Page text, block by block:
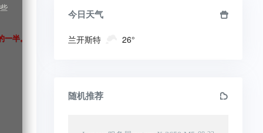
半。
今日天气
兰开斯特 26°
随机推荐